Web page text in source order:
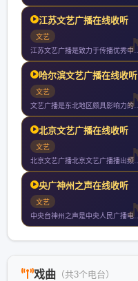
江苏文艺广播在线收听
文艺
江苏文艺广播是致力于传播优秀中国文化的专业化文艺电台覆盖南京
哈尔滨文艺广播在线收听
文艺
文艺广播是东北地区颇具影响力的广播频率之一收听范围覆盖黑龙江
北京文艺广播在线收听
文艺
北京文艺广播北京文艺广播播出频率创建于年月日覆盖北京市全部城
央广神州之声在线收听
文艺
中央台神州之声是中央人民广播电台专门为台湾及海外听众服务的两
戏曲 （共3个电台）